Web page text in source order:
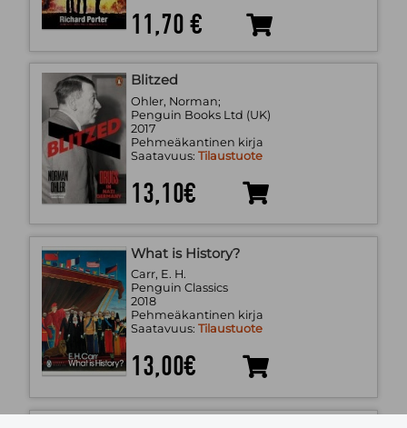
11,70 €
Blitzed
Ohler, Norman;
Penguin Books Ltd (UK)
2017
Pehmeäkantinen kirja
Saatavuus: Tilaustuote
13,10€
What is History?
Carr, E. H.
Penguin Classics
2018
Pehmeäkantinen kirja
Saatavuus: Tilaustuote
13,00€